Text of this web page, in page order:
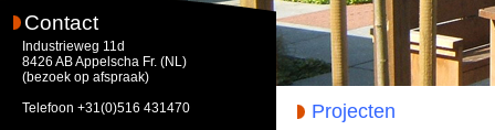
Contact
Industrieweg 11d
8426 AB Appelscha Fr. (NL)
(bezoek op afspraak)
Telefoon +31(0)516 431470
Projecten